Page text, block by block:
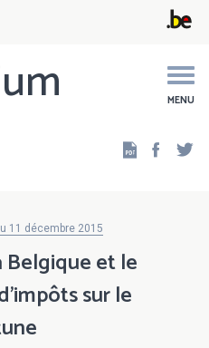
MENU
11 décembre 2015
et le
sur le